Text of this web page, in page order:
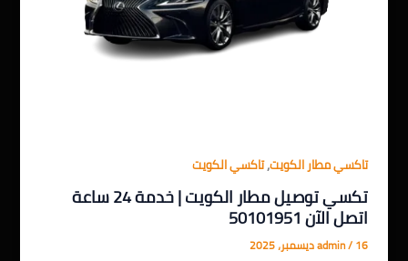
تاكسي مطار الكويت,تاكسي الكويت
تكسي توصيل مطار الكويت | خدمة 24 ساعة
اتصل الآن 50101951
admin/16 ديسمبر، 2025